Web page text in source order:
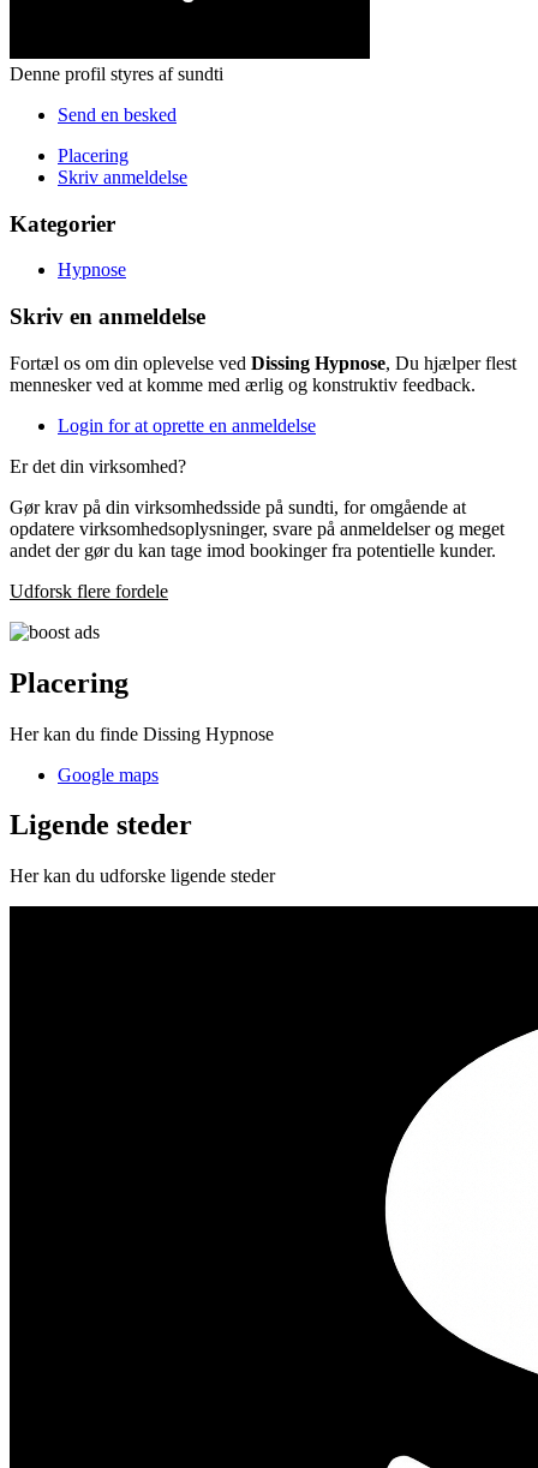
Denne profil styres af sundti
Send en besked
Placering
Skriv anmeldelse
Kategorier
Hypnose
Skriv en anmeldelse
Fortæl os om din oplevelse ved Dissing Hypnose, Du hjælper flest
mennesker ved at komme med ærlig og konstruktiv feedback.
Login for at oprette en anmeldelse
Er det din virksomhed?
Gør krav på din virksomhedsside på sundti, for omgående at
opdatere virksomhedsoplysninger, svare på anmeldelser og meget
andet der gør du kan tage imod bookinger fra potentielle kunder.
Udforsk flere fordele
Placering
Her kan du finde Dissing Hypnose
Google maps
Ligende steder
Her kan du udforske ligende steder